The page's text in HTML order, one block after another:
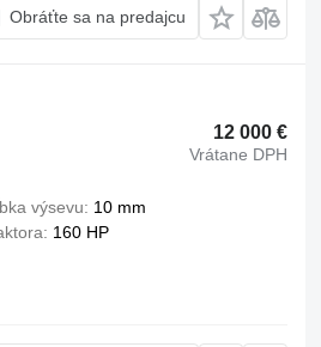
Obráťte sa na predajcu
12 000 €
Vrátane DPH
výsevu
10 mm
160 HP